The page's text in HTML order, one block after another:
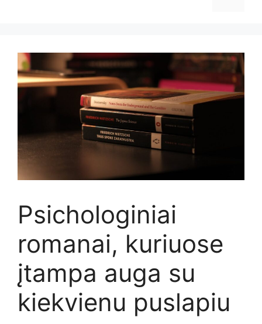
Psichologiniai
romanai, kuriuose
įtampa auga su
kiekvienu puslapiu